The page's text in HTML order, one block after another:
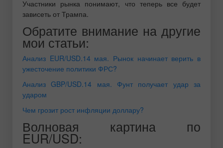
Участники рынка понимают, что теперь все будет
зависеть от Трампа.
Обратите внимание на другие
мои статьи:
Анализ EUR/USD.14 мая. Рынок начинает верить в
ужесточение политики ФРС?
Анализ GBP/USD.14 мая. Фунт получает удар за
ударом
Чем грозит рост инфляции доллару?
Волновая картина по
EUR/USD: